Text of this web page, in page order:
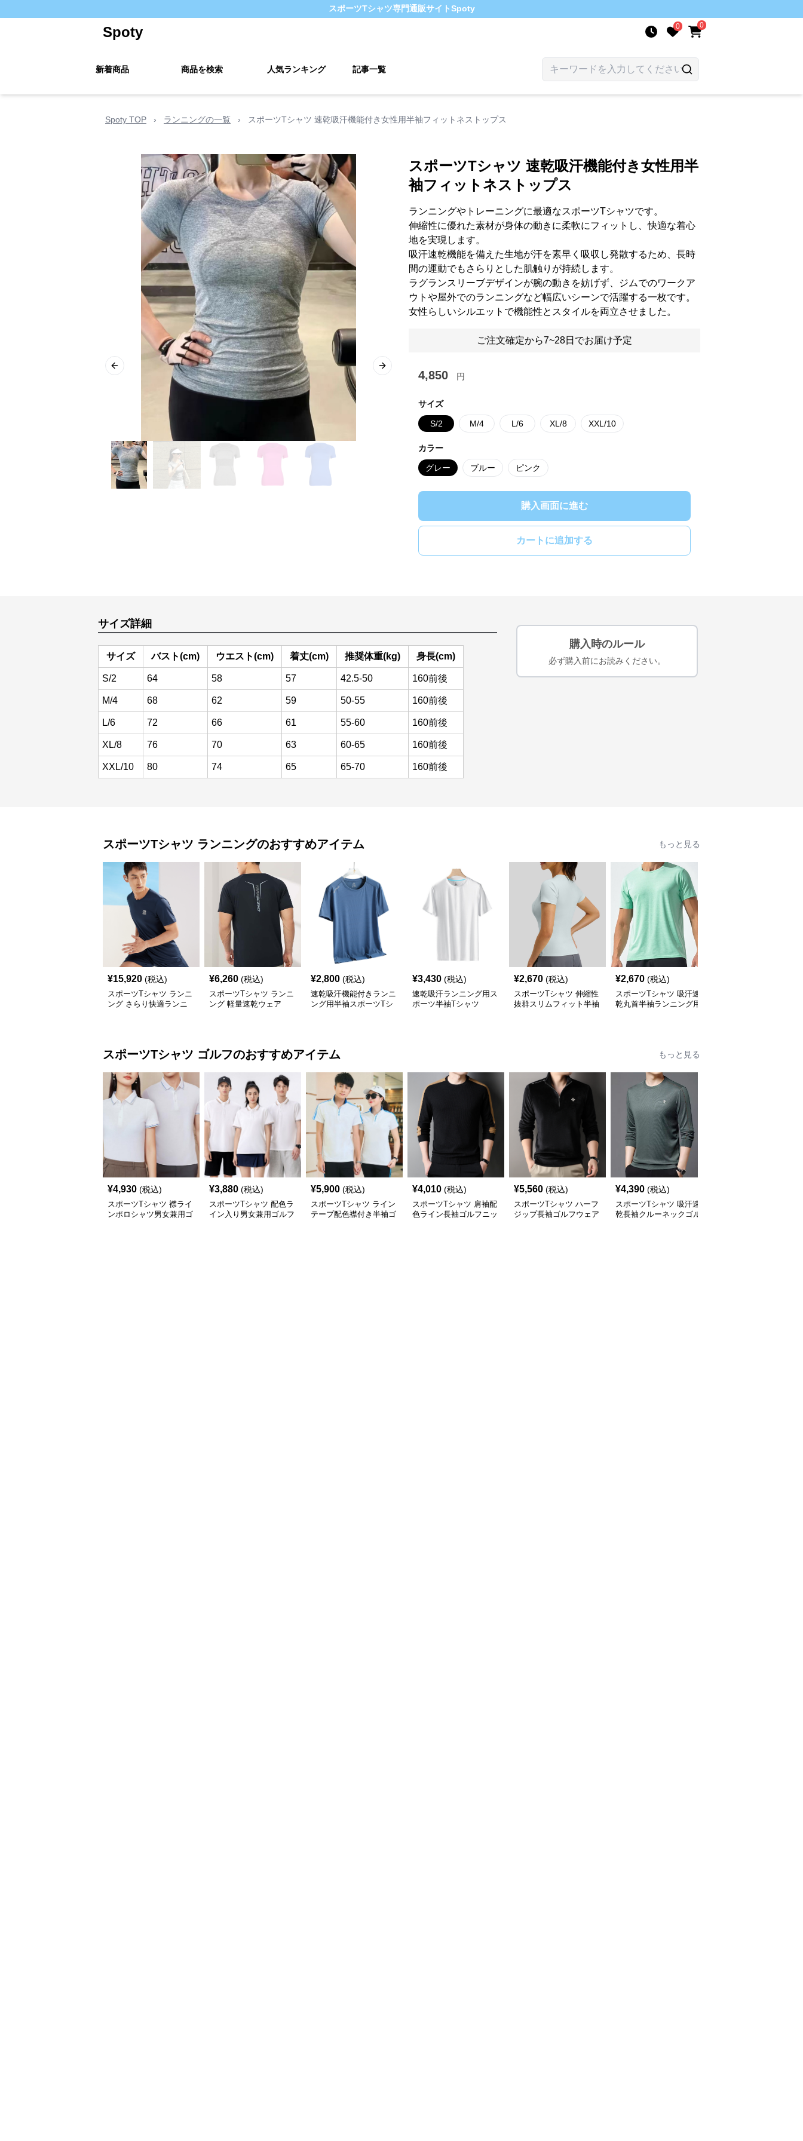
スポーツTシャツ専門通販サイトSpoty
Spoty 0 0
新着商品 商品を検索 人気ランキング 記事一覧
Spoty TOP › ランニングの一覧 › スポーツTシャツ 速乾吸汗機能付き女性用半袖フィットネストップス
Previous slide Next slide
スポーツTシャツ 速乾吸汗機能付き女性用半
袖フィットネストップス
ランニングやトレーニングに最適なスポーツTシャツです。
伸縮性に優れた素材が身体の動きに柔軟にフィットし、快適な着心
地を実現します。
吸汗速乾機能を備えた生地が汗を素早く吸収し発散するため、長時
間の運動でもさらりとした肌触りが持続します。
ラグランスリーブデザインが腕の動きを妨げず、ジムでのワークア
ウトや屋外でのランニングなど幅広いシーンで活躍する一枚です。
女性らしいシルエットで機能性とスタイルを両立させました。
ご注文確定から7~28日でお届け予定
4,850 円
サイズ
S/2 M/4 L/6 XL/8 XXL/10
カラー
グレー ブルー ピンク
購入画面に進む
カートに追加する
サイズ詳細
サイズ バスト(cm) ウエスト(cm) 着丈(cm) 推奨体重(kg) 身長(cm)
S/2 64 58 57 42.5-50 160前後
M/4 68 62 59 50-55 160前後
L/6 72 66 61 55-60 160前後
XL/8 76 70 63 60-65 160前後
XXL/10 80 74 65 65-70 160前後
購入時のルール
必ず購入前にお読みください。
スポーツTシャツ ランニングのおすすめアイテム もっと見る
¥15,920 (税込)
スポーツTシャツ ランニ
ング さらり快適ランニ
¥6,260 (税込)
スポーツTシャツ ランニ
ング 軽量速乾ウェア
¥2,800 (税込)
速乾吸汗機能付きランニ
ング用半袖スポーツTシ
¥3,430 (税込)
速乾吸汗ランニング用ス
ポーツ半袖Tシャツ
¥2,670 (税込)
スポーツTシャツ 伸縮性
抜群スリムフィット半袖
¥2,670 (税込)
スポーツTシャツ 吸汗速
乾丸首半袖ランニング用
スポーツTシャツ ゴルフのおすすめアイテム もっと見る
¥4,930 (税込)
スポーツTシャツ 襟ライ
ンポロシャツ男女兼用ゴ
¥3,880 (税込)
スポーツTシャツ 配色ラ
イン入り男女兼用ゴルフ
¥5,900 (税込)
スポーツTシャツ ライン
テープ配色襟付き半袖ゴ
¥4,010 (税込)
スポーツTシャツ 肩袖配
色ライン長袖ゴルフニッ
¥5,560 (税込)
スポーツTシャツ ハーフ
ジップ長袖ゴルフウェア
¥4,390 (税込)
スポーツTシャツ 吸汗速
乾長袖クルーネックゴル